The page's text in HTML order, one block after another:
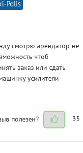
Polis
смотрю арендатор не
чтоб
заказ или сдать
усилители
полезен? 35